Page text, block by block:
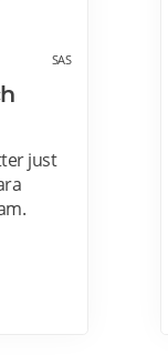
SAS
just
till
nästa